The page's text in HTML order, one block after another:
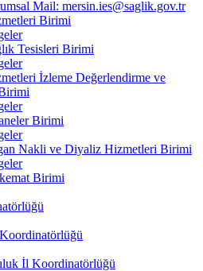
Mail: mersin.ies@saglik.gov.tr
Birimi
Tesisleri Birimi
İzleme Değerlendirme ve
Birimi
Nakli ve Diyaliz Hizmetleri Birimi
Birimi
İl Koordinatörlüğü